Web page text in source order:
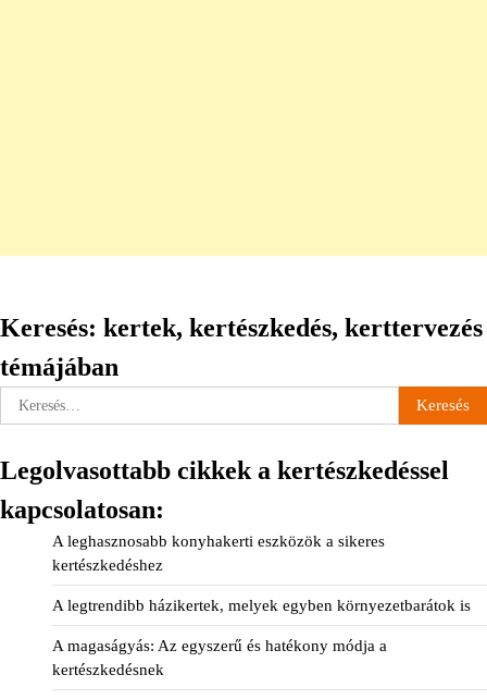
Keresés: kertek, kertészkedés, kerttervezés
témájában
Keresés:
Legolvasottabb cikkek a kertészkedéssel
kapcsolatosan:
A leghasznosabb konyhakerti eszközök a sikeres
kertészkedéshez
A legtrendibb házikertek, melyek egyben környezetbarátok is
A magaságyás: Az egyszerű és hatékony módja a
kertészkedésnek